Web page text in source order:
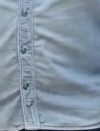
в Союз